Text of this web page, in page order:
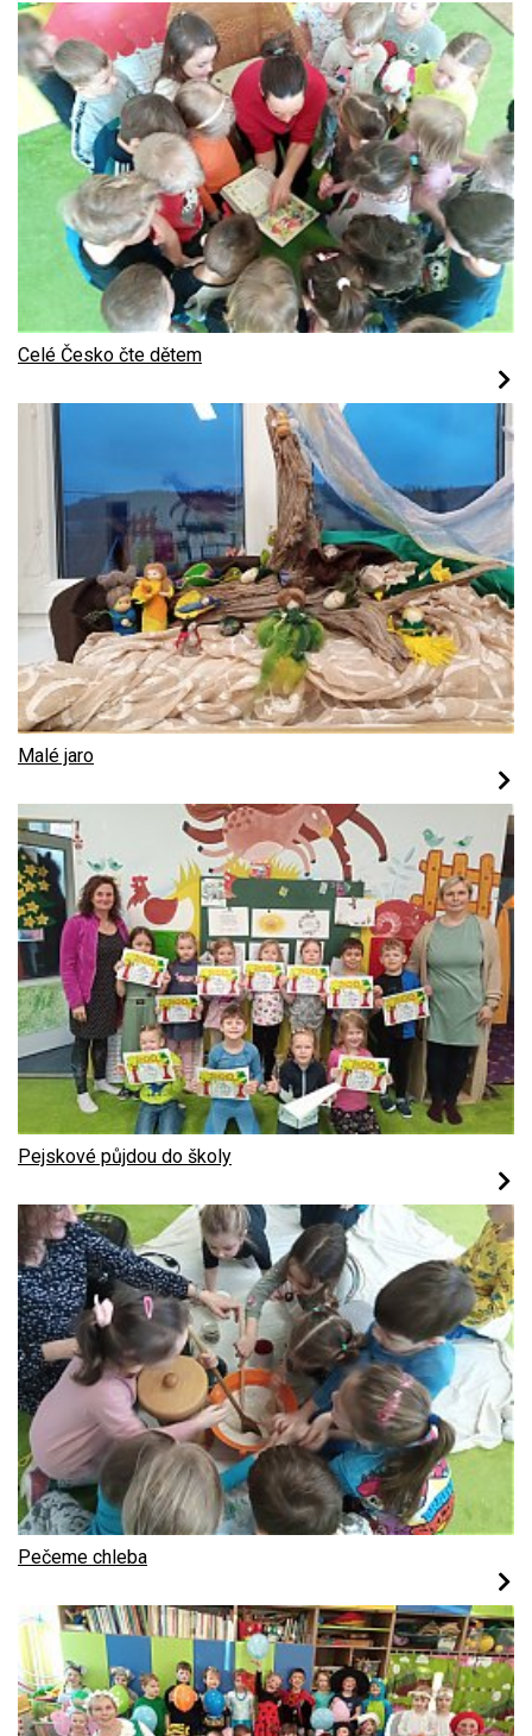
Celé Česko čte dětem
Malé jaro
Pejskové půjdou do školy
Pečeme chleba